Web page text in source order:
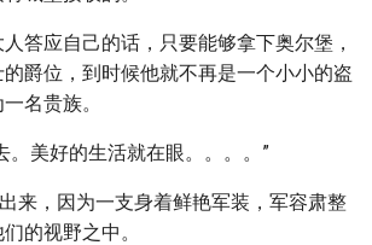
答应自己的话，只要能够拿下奥尔堡，
爵位，到时候他就不再是一个小小的盗
名贵族。
。美好的生活就在眼。。。。”
来，因为一支身着鲜艳军装，军容肃整
的视野之中。